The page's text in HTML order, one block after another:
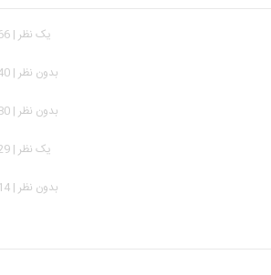
يک نظر | 2,866 بازدید
بدون نظر | 7,940 بازدید
بدون نظر | 2,580 بازدید
يک نظر | 5,729 بازدید
بدون نظر | 2,814 بازدید